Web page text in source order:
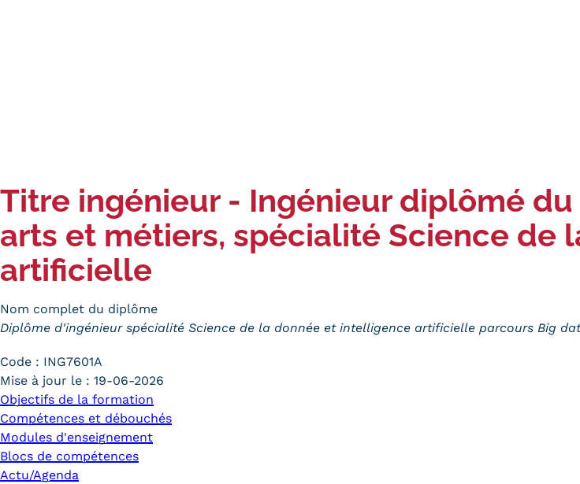
Titre ingénieur - Ingénieur diplômé
arts et métiers, spécialité Science de
artificielle
Nom complet du diplôme
Diplôme d'ingénieur spécialité Science de la donnée et intelligence artificielle parcours Big
Code : ING7601A
Mise à jour le : 19-06-2026
Objectifs de la formation
Compétences et débouchés
Modules d'enseignement
Blocs de compétences
Actu/Agenda